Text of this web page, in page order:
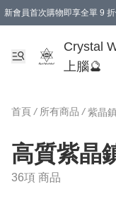
新會員首次購物即享全單 9 折
Crystal
上腦🔮
首頁 / 所有商品 / 紫晶
高質紫晶
36項 商品